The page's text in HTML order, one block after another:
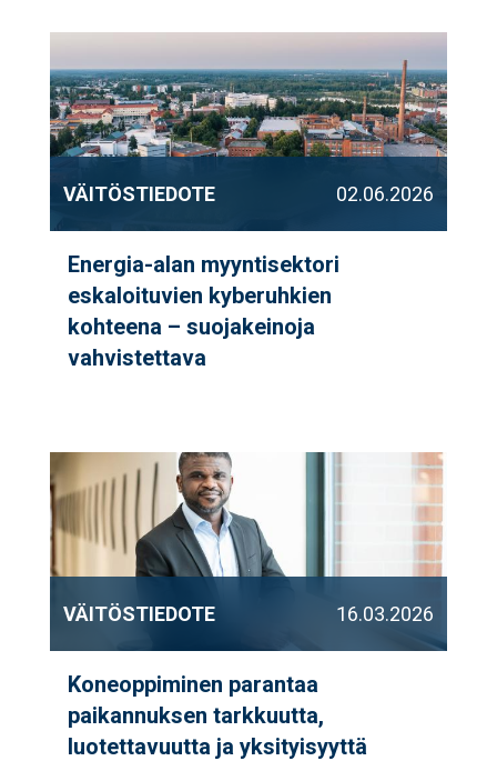
VÄITÖSTIEDOTE 02.06.2026
Energia-alan myyntisektori
eskaloituvien kyberuhkien
kohteena – suojakeinoja
vahvistettava
VÄITÖSTIEDOTE 16.03.2026
Koneoppiminen parantaa
paikannuksen tarkkuutta,
luotettavuutta ja yksityisyyttä